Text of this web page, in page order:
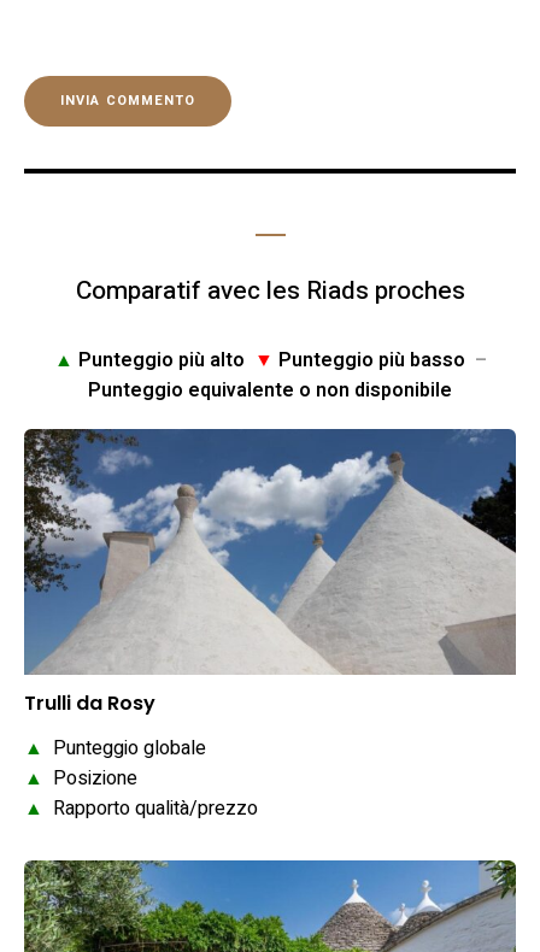
Comparatif avec les Riads proches
▲ Punteggio più alto ▼ Punteggio più basso –
Punteggio equivalente o non disponibile
Trulli da Rosy
▲ Punteggio globale
▲ Posizione
▲ Rapporto qualità/prezzo